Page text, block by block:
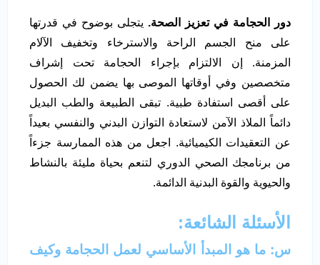
دور الحجامة في تعزيز الصحة. يتجلى بوضوح في قدرتها
على منح الجسم الراحة والاسترخاء وتخفيف الآلام
المزمنة. إن الالتزام بإجراء الحجامة تحت إشراف
متخصصين وفي أوقاتها الموصى بها يضمن لك الحصول
على أقصى استفادة طبية. تبقى الطبيعة والطب البديل
دائماً الملاذ الآمن لاستعادة التوازن البدني والنفسي بعيداً
عن التعقيدات الكيميائية. اجعل من هذه الممارسة جزءاً
من برنامجك الصحي الدوري لتنعم بحياة مليئة بالنشاط
والحيوية والقوة البدنية الدائمة.
الأسئلة الشائعة:
س: ما هو المبدأ الأساسي لعمل الحجامة وكيف